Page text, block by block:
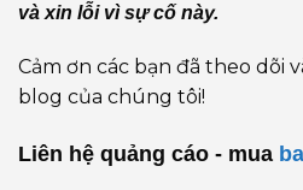
và xin lỗi vì sự cố này.
Cảm ơn các bạn đã theo dõi
blog của chúng tôi!
Liên hệ quảng cáo - mua